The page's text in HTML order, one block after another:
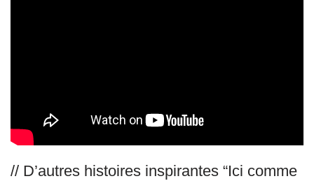
// D’autres histoires inspirantes “Ici comme